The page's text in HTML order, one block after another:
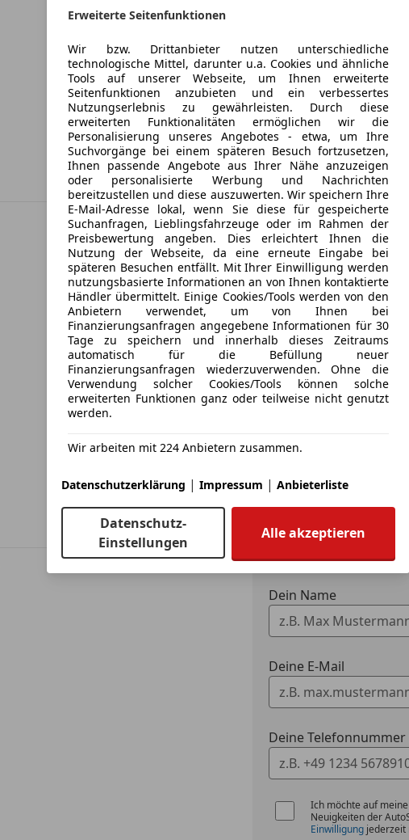
Alarmanlage
ESP
Isofix
LED-
Voll-LED
Extras
Alufelgen
Dachreling
Pannenkit
Spoiler
Kfz-Versicherung
Versicherungsschutz an Ihre Bedürfnisse
Freischaden-Gutschein ab Stufe 0
Auto einfach online versichern & Rabatt holen
Jetzt berechnen
Anbieter
Deine Nachricht
Eintauschwagen:
Ich möchte mein
Fahrzeugdaten
Dein Name
Deine E-Mail
Deine
Ich möchte auf
Neuigkeiten der
Einwilligung jederzeit
Erweiterte Seitenfunktionen
Wir bzw. Drittanbieter nutzen unterschiedliche
technologische Mittel, darunter u.a. Cookies und ähnliche
Tools auf unserer Webseite, um Ihnen erweiterte
Seitenfunktionen anzubieten und ein verbessertes
Nutzungserlebnis zu gewährleisten. Durch diese
erweiterten Funktionalitäten ermöglichen wir die
Personalisierung unseres Angebotes - etwa, um Ihre
Suchvorgänge bei einem späteren Besuch fortzusetzen,
Ihnen passende Angebote aus Ihrer Nähe anzuzeigen
oder personalisierte Werbung und Nachrichten
bereitzustellen und diese auszuwerten. Wir speichern Ihre
E-Mail-Adresse lokal, wenn Sie diese für gespeicherte
Suchanfragen, Lieblingsfahrzeuge oder im Rahmen der
Preisbewertung angeben. Dies erleichtert Ihnen die
Nutzung der Webseite, da eine erneute Eingabe bei
späteren Besuchen entfällt. Mit Ihrer Einwilligung werden
nutzungsbasierte Informationen an von Ihnen kontaktierte
Händler übermittelt. Einige Cookies/Tools werden von den
Anbietern verwendet, um von Ihnen bei
Finanzierungsanfragen angegebene Informationen für 30
Tage zu speichern und innerhalb dieses Zeitraums
automatisch für die Befüllung neuer
Finanzierungsanfragen wiederzuverwenden. Ohne die
Verwendung solcher Cookies/Tools können solche
erweiterten Funktionen ganz oder teilweise nicht genutzt
werden.
Wir arbeiten mit 224 Anbietern zusammen.
Datenschutzerklärung | Impressum | Anbieterliste
Datenschutz-
Einstellungen
Alle akzeptieren